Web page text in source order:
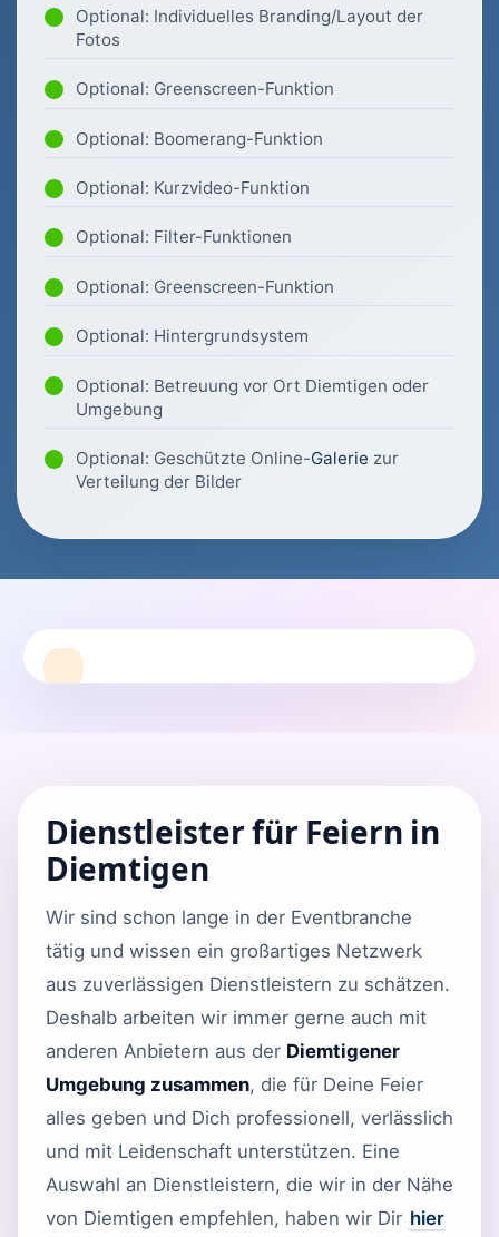
Optional: Individuelles Branding/Layout der
Fotos
Optional: Greenscreen-Funktion
Optional: Boomerang-Funktion
Optional: Kurzvideo-Funktion
Optional: Filter-Funktionen
Optional: Greenscreen-Funktion
Optional: Hintergrundsystem
Optional: Betreuung vor Ort Diemtigen oder
Umgebung
Optional: Geschützte Online-Galerie zur
Verteilung der Bilder
Dienstleister für Feiern in
Diemtigen
Wir sind schon lange in der Eventbranche
tätig und wissen ein großartiges Netzwerk
aus zuverlässigen Dienstleistern zu schätzen.
Deshalb arbeiten wir immer gerne auch mit
anderen Anbietern aus der Diemtigener
Umgebung zusammen, die für Deine Feier
alles geben und Dich professionell, verlässlich
und mit Leidenschaft unterstützen. Eine
Auswahl an Dienstleistern, die wir in der Nähe
von Diemtigen empfehlen, haben wir Dir hier